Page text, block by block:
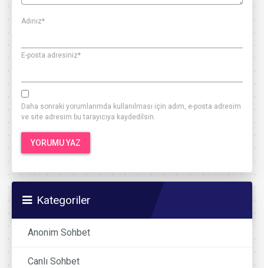
Adınız*
E-posta adresiniz*
Daha sonraki yorumlarımda kullanılması için adım, e-posta adresim
ve site adresim bu tarayıcıya kaydedilsin.
Kategoriler
Anonim Sohbet
Canlı Sohbet